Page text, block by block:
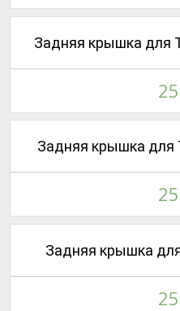
Задняя крышка
Задняя крышка для
Задняя крышка для